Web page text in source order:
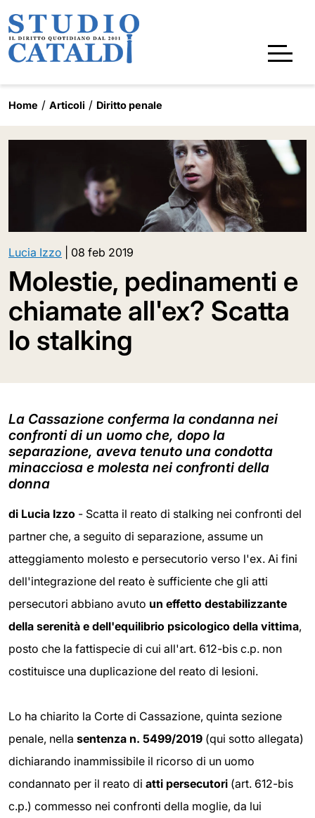
Home Articoli Diritto penale
Lucia Izzo 08 feb 2019
Molestie, pedinamenti e
chiamate all'ex? Scatta
lo stalking
La Cassazione conferma la condanna nei
confronti di un uomo che, dopo la
separazione, aveva tenuto una condotta
minacciosa e molesta nei confronti della
donna
di Lucia Izzo - Scatta il reato di stalking nei confronti del
partner che, a seguito di separazione, assume un
atteggiamento molesto e persecutorio verso l'ex. Ai fini
dell'integrazione del reato è sufficiente che gli atti
persecutori abbiano avuto un effetto destabilizzante
della serenità e dell'equilibrio psicologico della vittima,
posto che la fattispecie di cui all'art. 612-bis c.p. non
costituisce una duplicazione del reato di lesioni.
Lo ha chiarito la Corte di Cassazione, quinta sezione
penale, nella sentenza n. 5499/2019 (qui sotto allegata)
dichiarando inammissibile il ricorso di un uomo
condannato per il reato di atti persecutori (art. 612-bis
c.p.) commesso nei confronti della moglie, da lui